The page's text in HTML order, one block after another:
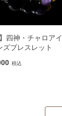
】四神・チャロアイ
ズブレスレット